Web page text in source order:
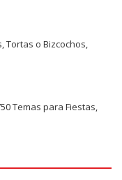
Tortas o Bizcochos,
Temas para Fiestas,